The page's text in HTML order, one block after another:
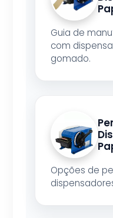
Guia de
com
gomado.
Opções de